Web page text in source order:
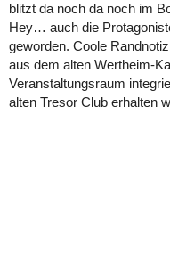
blitzt da noch da noch im
Hey… auch die
geworden. Coole
aus dem alten Wertheim-
Veranstaltungsraum
alten Tresor Club erhalten